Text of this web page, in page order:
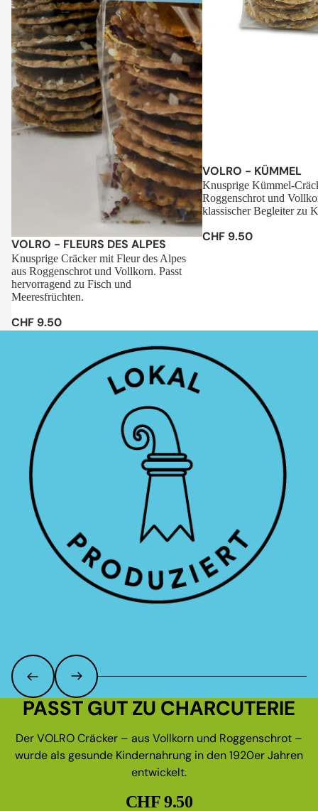
Sale
VOLRO - FLEURS DES ALPES
Knusprige Cräcker mit Fleur des Alpes
aus Roggenschrot und Vollkorn. Passt
hervorragend zu Fisch und
Meeresfrüchten.
CHF 9.50
Sale
VOLRO - KÜMMEL
Knusprige Kümmel-
Roggenschrot und
klassischer Begleiter zu
CHF 9.50
PASST GUT ZU CHARCUTERIE
Der VOLRO Cräcker – aus Vollkorn und Roggenschrot –
wurde als gesunde Kindernahrung in den 1920er Jahren
entwickelt.
CHF 9.50